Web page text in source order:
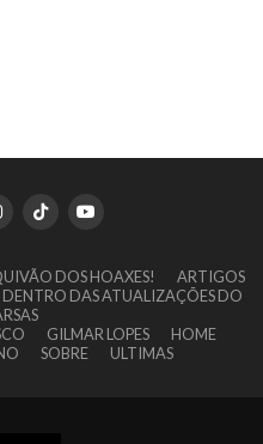
DOS HOAXES!
ARTIGOS
DENTRO DAS ATUALIZAÇÕES DO
GILMAR LOPES
HOME
SOBRE ULTIMAS